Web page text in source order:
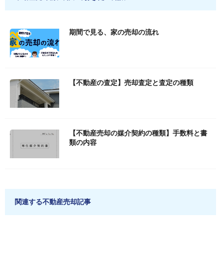
期間で見る、家の売却の流れ
【不動産の査定】売却査定と査定の種類
【不動産売却の媒介契約の種類】手数料と書
類の内容
関連する不動産売却記事